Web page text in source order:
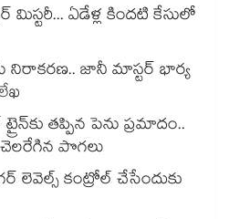
మిస్టరీ... ఏడేళ్ల కిందటి కేసులో
జానీ మాస్టర్ భార్య
తప్పిన పెను ప్రమాదం..
పొగలు
లెవెల్స్ కంట్రోల్ చేసేందుకు